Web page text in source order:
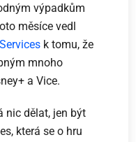
výpadkům
měsíce vedl
k tomu, že
mnoho
a Vice.
nic dělat, jen být
která se o hru